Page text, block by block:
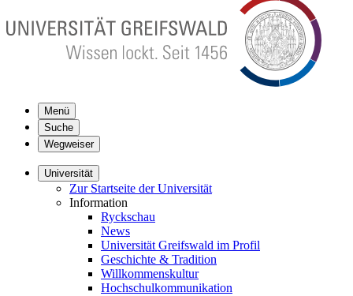
Menü
Suche
Wegweiser
Universität
Zur Startseite der Universität
Information
Ryckschau
News
Universität Greifswald im Profil
Geschichte & Tradition
Willkommenskultur
Hochschulkommunikation